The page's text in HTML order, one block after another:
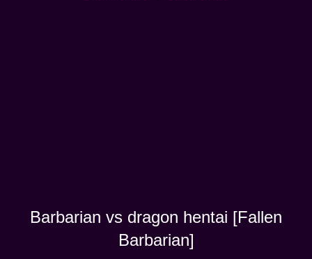
Barbarian vs dragon hentai [Fallen
Barbarian]